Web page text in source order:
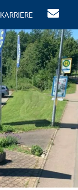
KARRIERE